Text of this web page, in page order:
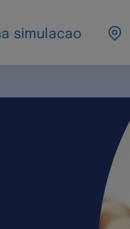
simulacao